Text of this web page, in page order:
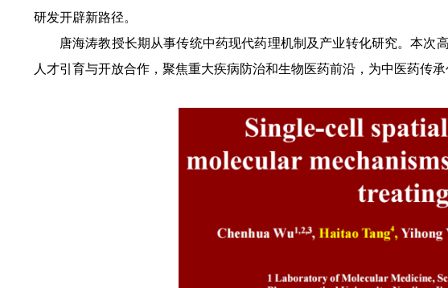
研发开辟新路径。
唐海涛教授长期从事传统中药现代药理机制及产业转化研究。本
人才引育与开放合作，聚焦重大疾病防治和生物医药前沿，为中医药传